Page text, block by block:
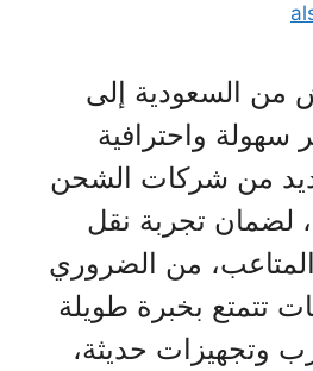
من السعودية إلى
سهولة واحترافية
من شركات الشحن
لضمان تجربة نقل
من الضروري
تتمتع بخبرة طويلة
وتجهيزات حديثة،